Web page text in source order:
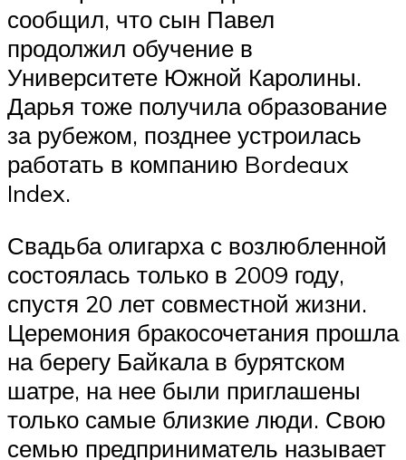
сообщил, что сын Павел
продолжил обучение в
Университете Южной Каролины.
Дарья тоже получила образование
за рубежом, позднее устроилась
работать в компанию Bordeaux
Index.
Свадьба олигарха с возлюбленной
состоялась только в 2009 году,
спустя 20 лет совместной жизни.
Церемония бракосочетания прошла
на берегу Байкала в бурятском
шатре, на нее были приглашены
только самые близкие люди. Свою
семью предприниматель называет